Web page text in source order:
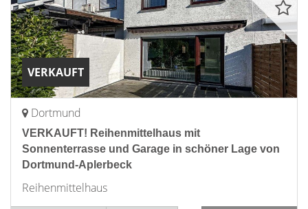
VERKAUFT
Dortmund
VERKAUFT! Reihenmittelhaus mit
Sonnenterrasse und Garage in schöner Lage von
Dortmund-Aplerbeck
Reihenmittelhaus